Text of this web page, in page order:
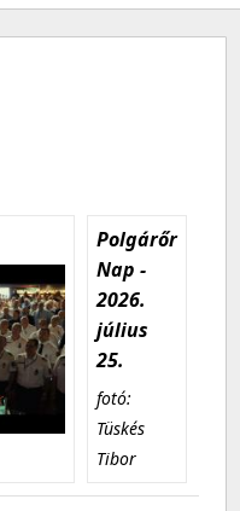
Polgárőr
Nap -
2026.
július
25.
fotó:
Tüskés
Tibor